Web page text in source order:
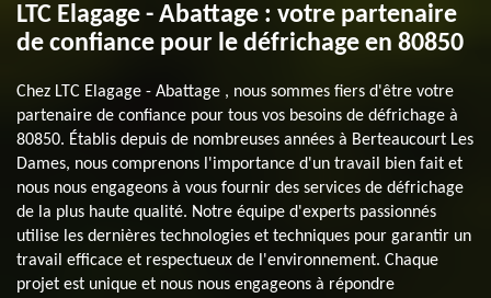
LTC Elagage - Abattage : votre partenaire
de confiance pour le défrichage en 80850
Chez LTC Elagage - Abattage , nous sommes fiers d'être votre
partenaire de confiance pour tous vos besoins de défrichage à
80850. Établis depuis de nombreuses années à Berteaucourt Les
Dames, nous comprenons l'importance d'un travail bien fait et
nous nous engageons à vous fournir des services de défrichage
de la plus haute qualité. Notre équipe d'experts passionnés
utilise les dernières technologies et techniques pour garantir un
travail efficace et respectueux de l'environnement. Chaque
projet est unique et nous nous engageons à répondre